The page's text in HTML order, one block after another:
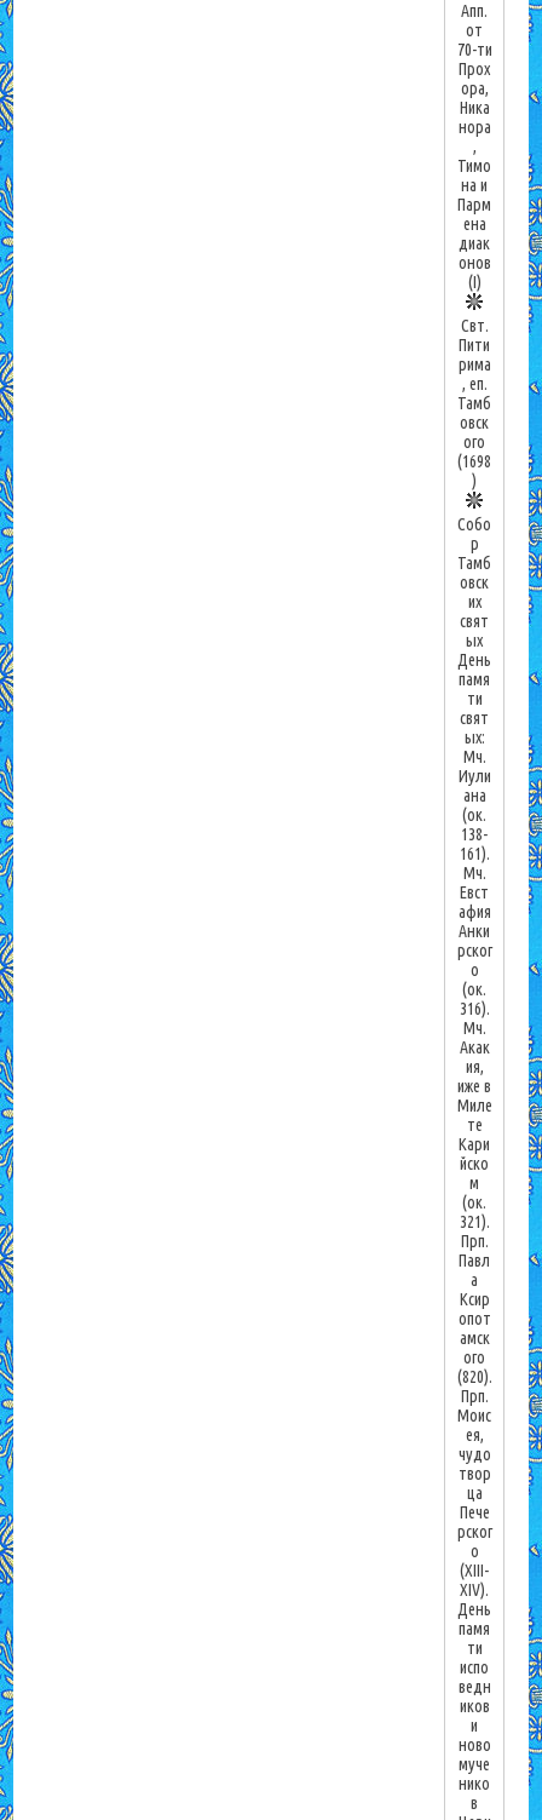
Апп.
от
70-ти
Прох
ора,
Ника
нора
,
Тимо
на и
Парм
ена
диак
онов
(I)
Свт.
Пити
рима
, еп.
Тамб
овск
ого
(1698
)
Собо
р
Тамб
овск
их
свят
ых
День
памя
ти
свят
ых:
Мч.
Иули
ана
(ок.
138-
161).
Мч.
Евст
афия
Анки
рског
о
(ок.
316).
Мч.
Акак
ия,
иже в
Миле
те
Кари
йско
м
(ок.
321).
Прп.
Павл
а
Ксир
опот
амск
ого
(820).
Прп.
Моис
ея,
чудо
твор
ца
Пече
рског
о
(XIII-
XIV).
День
памя
ти
испо
ведн
иков
и
ново
муче
нико
в